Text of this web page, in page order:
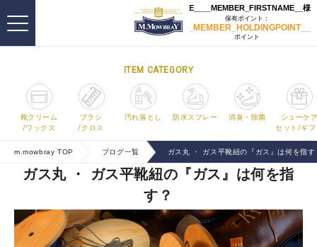
ITEM CATEGORY
靴クリーム
/ワックス
ブラシ
/クロス
汚れ落とし 防水スプレー 消臭・除菌
シューケ
セット/ギフ
m.mowbray TOP ブログ一覧 ガス丸 ・ ガス平靴紐の『ガス』は何を指す
ガス丸 ・ ガス平靴紐の『ガス』は何を指
す？